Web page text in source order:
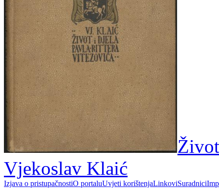
Vjekoslav Klaić
Izjava o pristupačnostiO portaluUvjeti korištenjaLinkoviSuradnici